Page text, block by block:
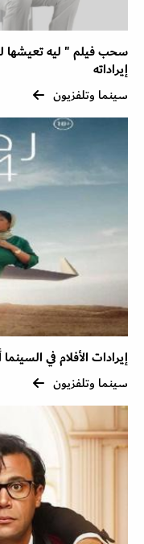
سحب فيلم " ليه
إيراداته
سينما وتلفزيون
إيرادات الأفلام في
سينما وتلفزيون